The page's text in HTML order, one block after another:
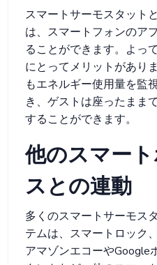
スマートサーモスタット
は、スマートフォンのア
ることができます。よっ
にとってメリットがあり
もエネルギー使用量を監
き、ゲストは座ったまま
することができます。
他のスマー
スとの連動
多くのスマートサーモス
テムは、スマートロック
アマゾンエコーやGoogle